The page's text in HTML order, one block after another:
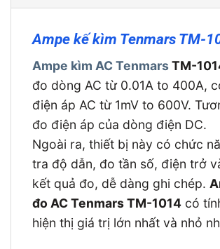
Ampe kế kìm Tenmars TM-
Ampe kìm AC TenmarsTM-
đo dòng AC từ 0.01A to 400A,
điện áp AC từ 1mV to 600V.
đo điện áp của dòng điện DC.
Ngoài ra, thiết bị này có chức
tra độ dẫn, đo tần số, điện trở
kết quả đo, dễ dàng ghi chép.
đo AC Tenmars TM-1014 có
hiện thị giá trị lớn nhất và nhỏ